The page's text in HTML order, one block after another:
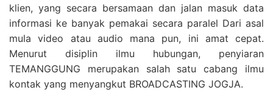
klien, yang secara bersamaan dan jalan masuk data
informasi ke banyak pemakai secara paralel Dari asal
mula video atau audio mana pun, ini amat cepat.
Menurut disiplin ilmu hubungan, penyiaran
TEMANGGUNG merupakan salah satu cabang ilmu
kontak yang menyangkut BROADCASTING JOGJA.